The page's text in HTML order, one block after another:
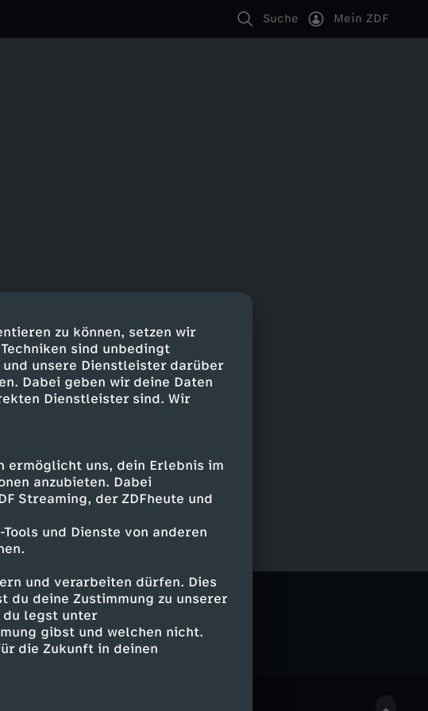
zu können, setzen wir
sind unbedingt
unsere Dienstleister darüber
Dabei geben wir deine Daten
Dienstleister sind. Wir
uns, dein Erlebnis im
anzubieten. Dabei
Streaming, der ZDFheute und
und Dienste von anderen
und verarbeiten dürfen. Dies
deine Zustimmung zu unserer
du legst unter
gibst und welchen nicht.
die Zukunft in deinen
Suche Mein ZDF
Wide Wohnzimmer